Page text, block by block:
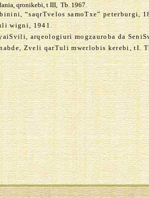
qronikebi, t III, Tb. 1967.
“saqrTvelos samoTxe” peterburgi,
wigni, 1941.
arqeologiuri mogzauroba da
Zveli qarTuli mwerlobis kerebi, tI.